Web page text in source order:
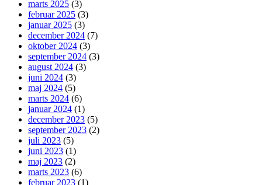
marts 2025 (3)
februar 2025 (3)
januar 2025 (3)
december 2024 (7)
oktober 2024 (3)
september 2024 (3)
august 2024 (3)
juni 2024 (3)
maj 2024 (5)
marts 2024 (6)
januar 2024 (1)
december 2023 (5)
september 2023 (2)
juli 2023 (5)
juni 2023 (1)
maj 2023 (2)
marts 2023 (6)
februar 2023 (1)